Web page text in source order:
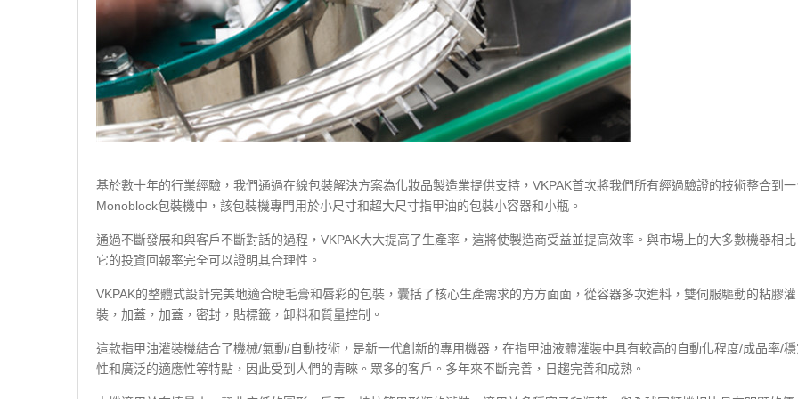
基於數十年的行業經驗，我們通過在線包裝解決方案為化妝品製造業提供支持，VKPAK首次將我們所有經過驗證的技術整合到一
Monoblock包裝機中，該包裝機專門用於小尺寸和超大尺寸指甲油的包裝小容器和小瓶。
通過不斷發展和與客戶不斷對話的過程，VKPAK大大提高了生產率，這將使製造商受益並提高效率。與市場上的大多數機器相比
它的投資回報率完全可以證明其合理性。
VKPAK的整體式設計完美地適合睫毛膏和唇彩的包裝，囊括了核心生產需求的方方面面，從容器多次進料，雙伺服驅動的粘膠灌
裝，加蓋，加蓋，密封，貼標籤，卸料和質量控制。
這款指甲油灌裝機結合了機械/氣動/自動技術，是新一代創新的專用機器，在指甲油液體灌裝中具有較高的自動化程度/成品率/穩
性和廣泛的適應性等特點，因此受到人們的青睞。眾多的客戶。多年來不斷完善，日趨完善和成熟。